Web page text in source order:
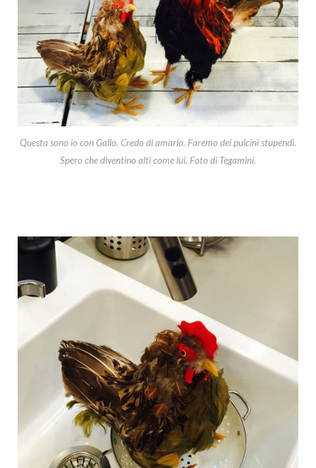
Questa sono io con Gallo. Credo di amarlo. Faremo dei pulcini stupendi.
Spero che diventino alti come lui. Foto di Tegamini.